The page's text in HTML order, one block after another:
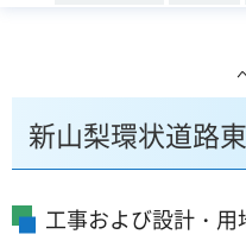
新山梨環状道路
工事および設計・